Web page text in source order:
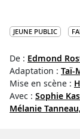
JEUNE PUBLIC
De : Edmond
Adaptation : Taï-
Mise en scène :
Avec : Sophie
Mélanie Tanneau,